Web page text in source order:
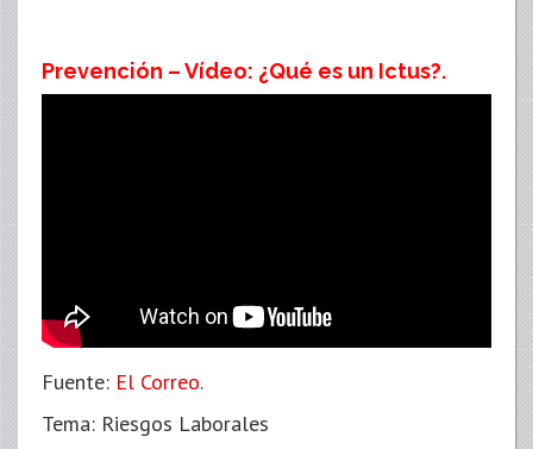
Prevención – Vídeo: ¿Qué es un Ictus?.
Fuente: El Correo.
Tema: Riesgos Laborales